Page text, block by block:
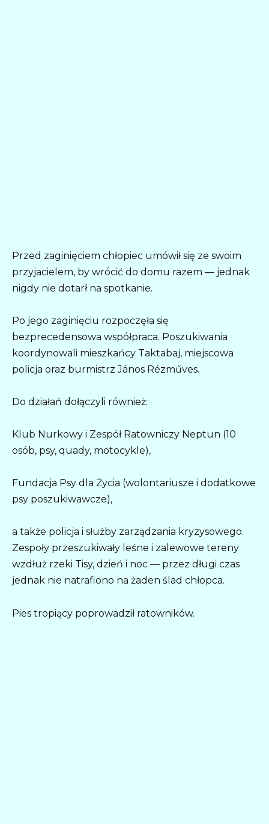
Przed zaginięciem chłopiec umówił się ze swoim
przyjacielem, by wrócić do domu razem — jednak
nigdy nie dotarł na spotkanie.
Po jego zaginięciu rozpoczęła się
bezprecedensowa współpraca. Poszukiwania
koordynowali mieszkańcy Taktabaj, miejscowa
policja oraz burmistrz János Rézműves.
Do działań dołączyli również:
Klub Nurkowy i Zespół Ratowniczy Neptun (10
osób, psy, quady, motocykle),
Fundacja Psy dla Życia (wolontariusze i dodatkowe
psy poszukiwawcze),
a także policja i służby zarządzania kryzysowego.
Zespoły przeszukiwały leśne i zalewowe tereny
wzdłuż rzeki Tisy, dzień i noc — przez długi czas
jednak nie natrafiono na żaden ślad chłopca.
Pies tropiący poprowadził ratowników.